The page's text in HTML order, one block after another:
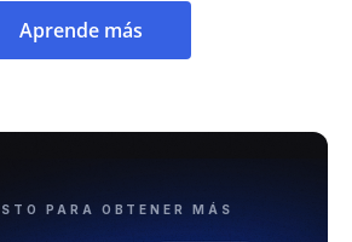
Aprende más
PARA OBTENER MÁS